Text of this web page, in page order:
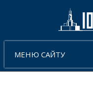
МЕНЮ САЙТУ